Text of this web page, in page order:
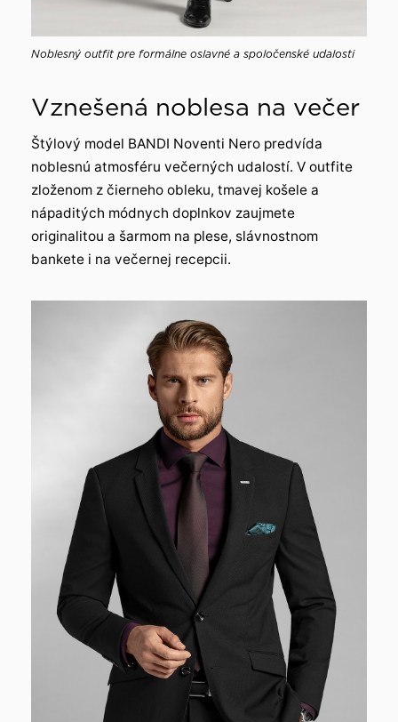
Noblesný outfit pre formálne oslavné a spoločenské udalosti
Vznešená noblesa na večer
Štýlový model BANDI Noventi Nero predvída
noblesnú atmosféru večerných udalostí. V outfite
zloženom z čierneho obleku, tmavej košele a
nápaditých módnych doplnkov zaujmete
originalitou a šarmom na plese, slávnostnom
bankete i na večernej recepcii.